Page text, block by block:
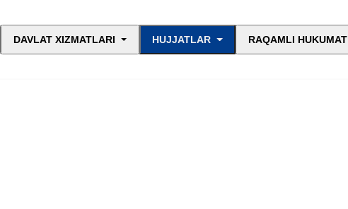
DAVLAT XIZMATLARI HUJJATLAR RAQAMLI HUKUMAT